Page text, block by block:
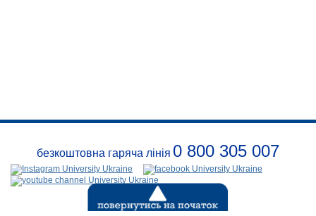
безкоштовна гаряча лінія 0 800 305 007
Про
заклад